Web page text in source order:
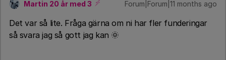
Martin 20 år med 3 Forum|Forum|11 months ago
Det var så lite. Fråga gärna om ni har fler funderingar
så svara jag så gott jag kan 🌞